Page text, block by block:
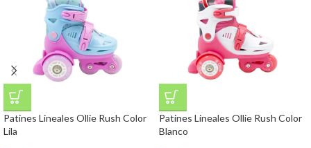
Patines Lineales Ollie Rush Color
Lila
Patines Lineales Ollie Rush Color
Blanco